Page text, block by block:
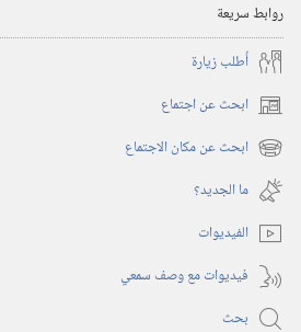
روابط سريعة
أُطلب زيارة
ابحث عن اجتماع (يفتح
نافذة
جديدة)
ابحث عن مكان الاجتماع (يفتح
نافذة
جديدة)
ما الجديد؟‏
الفيديوات
فيديوات مع وصف سمعي
بحث